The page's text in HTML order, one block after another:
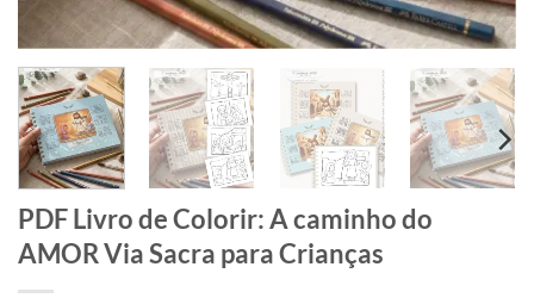
PDF Livro de Colorir: A caminho do
AMOR Via Sacra para Crianças